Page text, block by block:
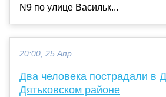
N9 по улице Васильк...
20:00, 25 Апр
Два человека пострадали в
Дятьковском районе